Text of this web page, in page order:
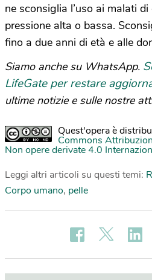
ne sconsiglia l’uso ai malati
pressione alta o bassa.
fino a due anni di età e alle
Siamo anche su WhatsApp.
LifeGate per restare
ultime notizie e sulle nostre
Quest'opera è
Commons
Non opere derivate 4.0
Leggi altri articoli su questi temi:
Corpo umano, pelle